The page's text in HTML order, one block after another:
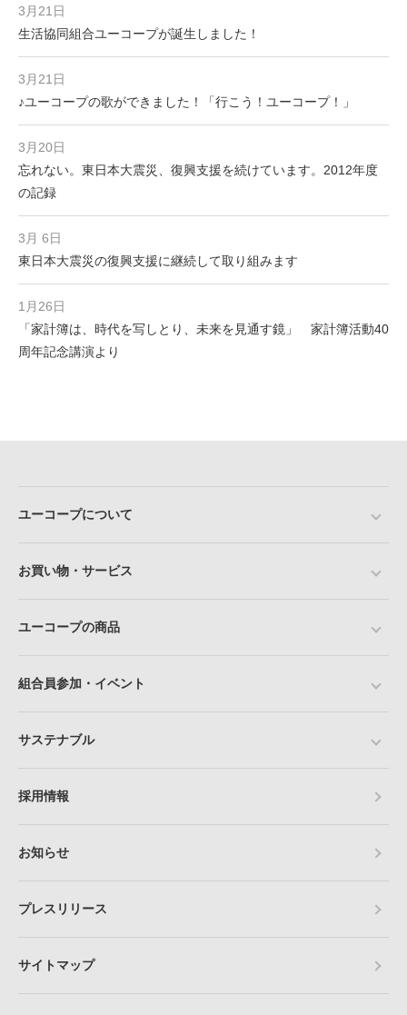
3月21日
生活協同組合ユーコープが誕生しました！
3月21日
♪ユーコープの歌ができました！「行こう！ユーコープ！」
3月20日
忘れない。東日本大震災、復興支援を続けています。2012年度
の記録
3月 6日
東日本大震災の復興支援に継続して取り組みます
1月26日
「家計簿は、時代を写しとり、未来を見通す鏡」 家計簿活動40
周年記念講演より
ユーコープについて
お買い物・サービス
ユーコープの商品
組合員参加・イベント
サステナブル
採用情報
お知らせ
プレスリリース
サイトマップ